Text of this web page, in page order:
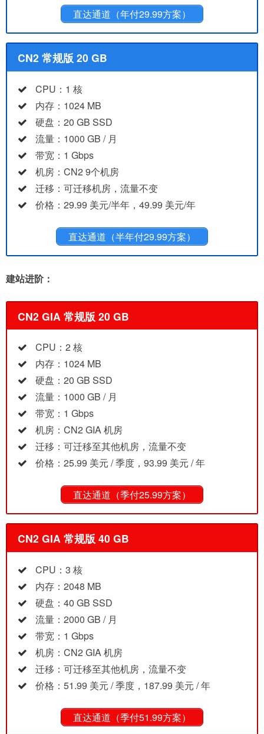
直达通道（年付29.99方案）
CN2 常规版 20 GB
CPU：1 核
内存：1024 MB
硬盘：20 GB SSD
流量：1000 GB / 月
带宽：1 Gbps
机房：CN2 9个机房
迁移：可迁移机房，流量不变
价格：29.99 美元/半年，49.99 美元/年
直达通道（半年付29.99方案）
建站进阶：
CN2 GIA 常规版 20 GB
CPU：2 核
内存：1024 MB
硬盘：20 GB SSD
流量：1000 GB / 月
带宽：1 Gbps
机房：CN2 GIA 机房
迁移：可迁移至其他机房，流量不变
价格：25.99 美元 / 季度，93.99 美元 / 年
直达通道（季付25.99方案）
CN2 GIA 常规版 40 GB
CPU：3 核
内存：2048 MB
硬盘：40 GB SSD
流量：2000 GB / 月
带宽：1 Gbps
机房：CN2 GIA 机房
迁移：可迁移至其他机房，流量不变
价格：51.99 美元 / 季度，187.99 美元 / 年
直达通道（季付51.99方案）